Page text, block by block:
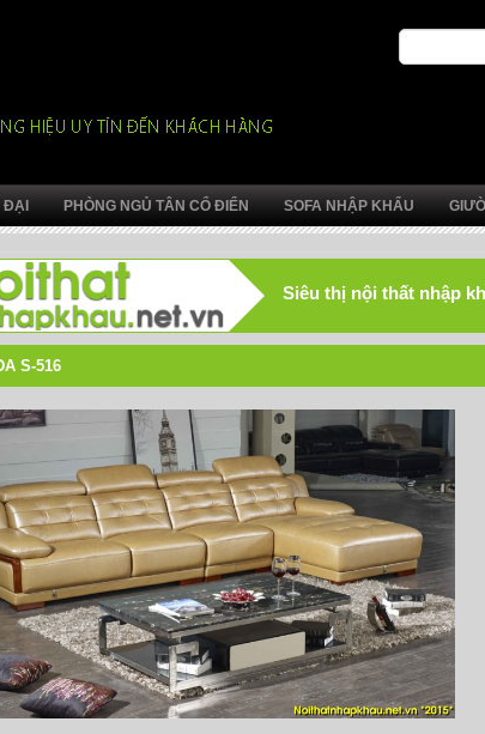
PHÒNG NGỦ TÂN CỔ ĐIỂN SOFA NHẬP KHẨU
Siêu thị nội thất nhập
S-516